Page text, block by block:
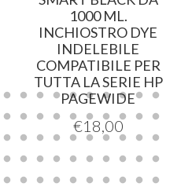
1000 ML.
INCHIOSTRO DYE
INDELEBILE
COMPATIBILE PER
TUTTA LA SERIE HP
PAGEWIDE
€18,00